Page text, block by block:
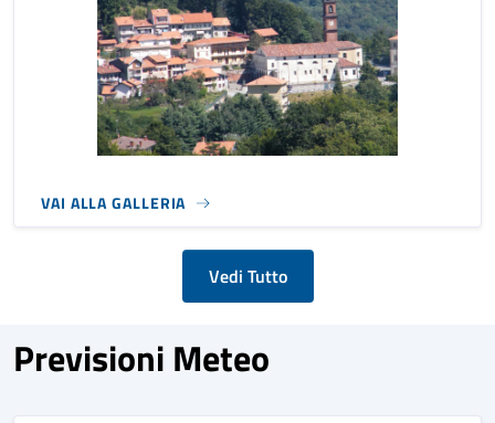
VAI ALLA GALLERIA
Vedi Tutto
Previsioni Meteo